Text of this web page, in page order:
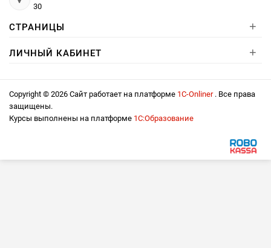
30
СТРАНИЦЫ +
ЛИЧНЫЙ КАБИНЕТ +
Copyright © 2026 Сайт работает на платформе 1С-Onliner . Все права
защищены.
Курсы выполнены на платформе 1С:Образование